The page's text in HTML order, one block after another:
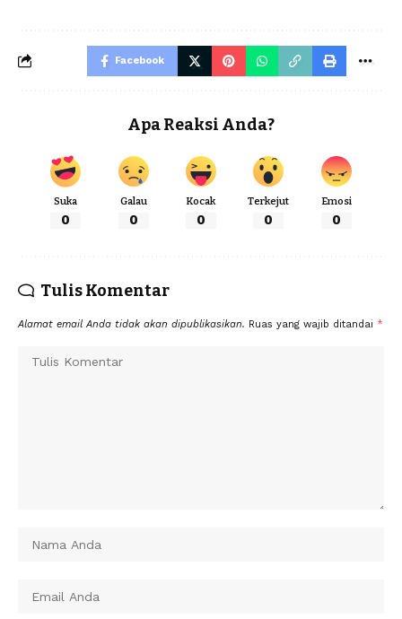
Facebook
Apa Reaksi Anda?
Suka
0
Galau
0
Kocak
0
Terkejut
0
Emosi
0
Tulis Komentar
Alamat email Anda tidak akan dipublikasikan. Ruas yang wajib ditandai *